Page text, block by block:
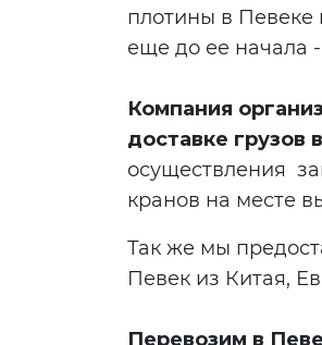
плотины в Певеке
еще до ее начала
Компания
доставке грузов
осуществления
кранов на месте
Так же мы
Певек из Китая,
Перевозим в